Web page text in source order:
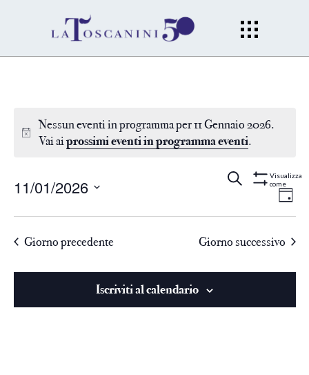
Nessun eventi in programma per 11 Gennaio 2026.
Vai aiprossimi eventi in programma eventi.
Eventi
e
Cerca
Mostra
Visualizza
come
11/01/2026
data.Giorno precedente Giorno successivo
Iscriviti al calendario